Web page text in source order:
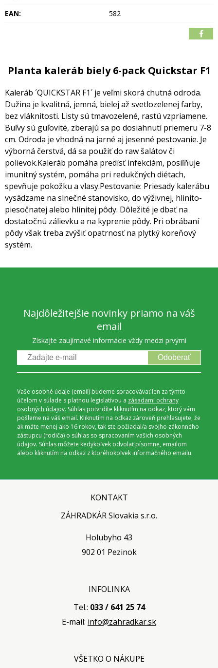
EAN:
582
Planta kaleráb biely 6-pack Quickstar F1
Kaleráb ´QUICKSTAR F1´ je veľmi skorá chutná odroda.
Dužina je kvalitná, jemná, bielej až svetlozelenej farby,
bez vláknitosti. Listy sú tmavozelené, rastú vzpriamene.
Buľvy sú guľovité, zberajú sa po dosiahnutí priemeru 7-8
cm. Odroda je vhodná na jarné aj jesenné pestovanie. Je
výborná čerstvá, dá sa použiť do raw šalátov či
polievok.Kaleráb pomáha predísť infekciám, posiľňuje
imunitný systém, pomáha pri redukčných diétach,
spevňuje pokožku a vlasy.Pestovanie: Priesady kalerábu
vysádzame na slnečné stanovisko, do výživnej, hlinito-
piesočnatej alebo hlinitej pôdy. Dôležité je dbať na
dostatočnú zálievku a na kyprenie pôdy. Pri obrábaní
pôdy však treba zvýšiť opatrnosť na plytký koreňový
systém.
Najdôležitejšie novinky priamo na váš
email
Získajte zaujímavé informácie vždy medzi prvými
Odoberať
Vaše osobné údaje (email) budeme spracovávať len za týmto
účelom v súlade s platnou legislatívou a zásadami ochrany
osobných údajov. Súhlas potvrdíte kliknutím na odkaz, ktorý vám
pošleme na váš email. Kliknutím na odkaz zároveň prehlasujete, že
ak máte menej ako 16 rokov, tak ste požiadal/a svojho zákonného
zástupcu (rodiča) o súhlas so spracovaním vašich osobných
údajov. Súhlas môžete kedykoľvek odvolať písomne, emailom
alebo kliknutím na odkaz z ktoréhokoľvek informačného emailu.
KONTAKT
ZÁHRADKÁR Slovakia s.r.o.
Holubyho 43
902 01 Pezinok
INFOLINKA
Tel.: 033 / 641 25 74
E-mail: info@zahradkar.sk
VŠETKO O NÁKUPE